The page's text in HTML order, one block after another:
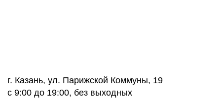
г. Казань, ул. Парижской Коммуны, 19
с 9:00 до 19:00, без выходных